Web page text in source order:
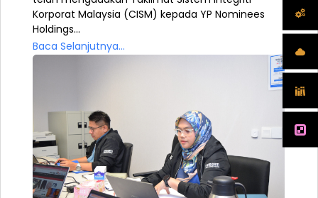
Korporat Malaysia (CISM) kepada YP Nominees
Holdings...
Baca Selanjutnya...